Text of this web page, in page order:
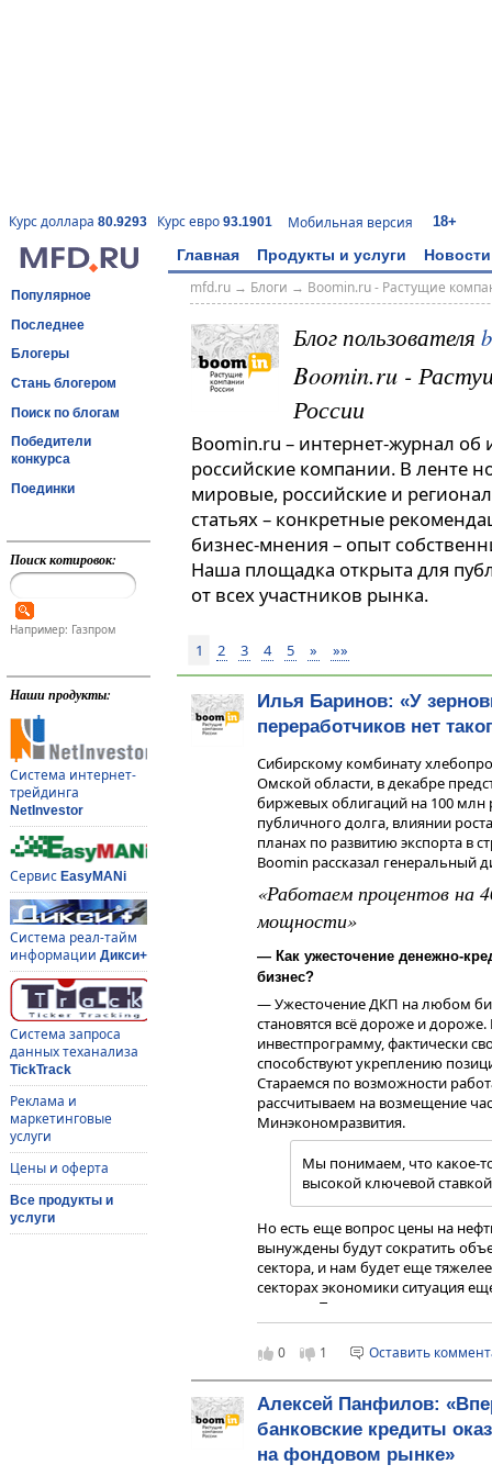
Курс доллара 80.9293 Курс евро 93.1901 Мобильная версия 18+
Главная Продукты и услуги Новости
Популярное
Последнее
Блогеры
Стань блогером
Поиск по блогам
Победители
конкурса
Поединки
Поиск котировок:
Например: Газпром
Наши продукты:
Система интернет-
трейдинга
NetInvestor
Сервис EasyMANi
Система реал-тайм
информации Дикси+
Система запроса
данных теханализа
TickTrack
Реклама и
маркетинговые
услуги
Цены и оферта
Все продукты и
услуги
mfd.ru→ Блоги → Boomin.ru - Растущие
Блог пользователя
Boomin.ru -
России
Boomin.ru – интернет-журнал об
российские компании. В ленте
мировые, российские и
статьях – конкретные
бизнес-мнения – опыт
Наша площадка открыта для
от всех участников рынка.
1 2 3 4 5 » »»
Илья Баринов: «У
переработчиков нет
Сибирскому комбинату
Омской области, в декабре
биржевых облигаций на 100
публичного долга, влиянии
планах по развитию экспорта в
Boomin рассказал генеральный
«Работаем процентов на
мощности»
— Как ужесточение денежно-
бизнес?
— Ужесточение ДКП на любом
становятся всё дороже и
инвестпрограмму, фактически
способствуют укреплению
Стараемся по возможности
рассчитываем на возмещение
Минэкономразвития.
Мы понимаем, что какое-
высокой ключевой
Но есть еще вопрос цены на
вынуждены будут сократить
сектора, и нам будет еще
секторах экономики ситуация
отрасли. Трудно не заметить,
железной дороге
— С какими ключевыми
— Консолидированная выручка
чистая прибыль — 11,1 млн
продукции, реализовали 12 тыс.
— Как оцениваете этот
0 1 Оставить
Алексей Панфилов:
банковские кредиты
на фондовом рынке»